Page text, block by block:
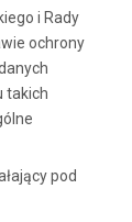
i Rady
ochrony
takich
pod